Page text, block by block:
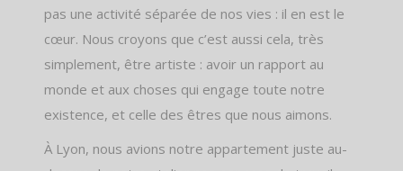
pas une activité séparée de nos vies : il en est le
cœur. Nous croyons que c’est aussi cela, très
simplement, être artiste : avoir un rapport au
monde et aux choses qui engage toute notre
existence, et celle des êtres que nous aimons.
À Lyon, nous avions notre appartement juste au-